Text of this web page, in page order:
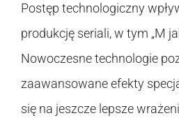
Postęp technologiczny
produkcję seriali, w tym „M
Nowoczesne technologie
zaawansowane efekty
się na jeszcze lepsze